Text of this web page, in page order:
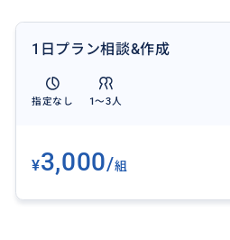
1日プラン相談&作成
指定なし 1〜3人
¥3,000/組